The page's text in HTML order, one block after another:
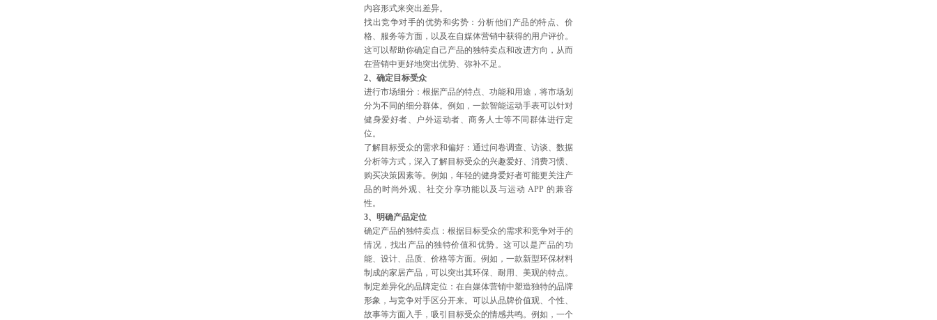
内容形式来突出差异。
找出竞争对手的优势和劣势：分析他们产品的特点、价
格、服务等方面，以及在自媒体营销中获得的用户评价。
这可以帮助你确定自己产品的独特卖点和改进方向，从而
在营销中更好地突出优势、弥补不足。
2、确定目标受众
进行市场细分：根据产品的特点、功能和用途，将市场划
分为不同的细分群体。例如，一款智能运动手表可以针对
健身爱好者、户外运动者、商务人士等不同群体进行定
位。
了解目标受众的需求和偏好：通过问卷调查、访谈、数据
分析等方式，深入了解目标受众的兴趣爱好、消费习惯、
购买决策因素等。例如，年轻的健身爱好者可能更关注产
品的时尚外观、社交分享功能以及与运动 APP 的兼容
性。
3、明确产品定位
确定产品的独特卖点：根据目标受众的需求和竞争对手的
情况，找出产品的独特价值和优势。这可以是产品的功
能、设计、品质、价格等方面。例如，一款新型环保材料
制成的家居产品，可以突出其环保、耐用、美观的特点。
制定差异化的品牌定位：在自媒体营销中塑造独特的品牌
形象，与竞争对手区分开来。可以从品牌价值观、个性、
故事等方面入手，吸引目标受众的情感共鸣。例如，一个